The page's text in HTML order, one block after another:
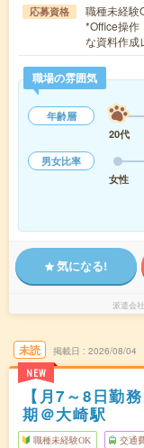
応募資格
職種未経験
*Office操作
な資料作
職場の雰囲気
年齢層
20代
男女比率
女性
気になる!
派遣会社
未読
NEW
掲載日 2026/08/04
【月7～8日勤
期＠大崎駅
職種未経験OK 交通